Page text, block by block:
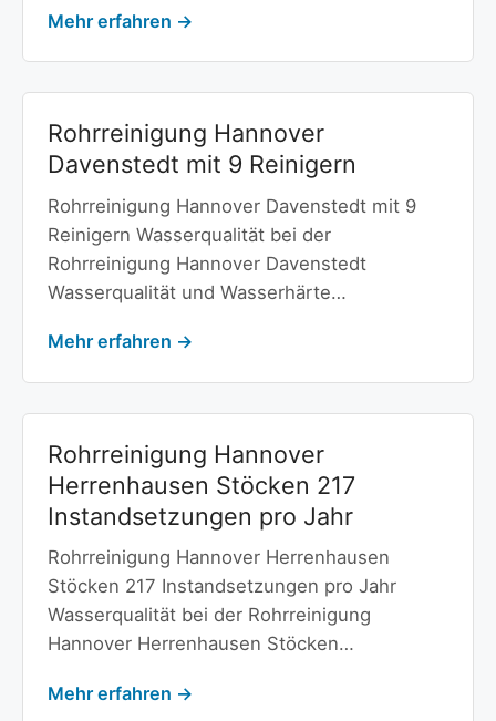
Mehr erfahren →
Rohrreinigung Hannover
Davenstedt mit 9 Reinigern
Rohrreinigung Hannover Davenstedt mit 9
Reinigern Wasserqualität bei der
Rohrreinigung Hannover Davenstedt
Wasserqualität und Wasserhärte…
Mehr erfahren →
Rohrreinigung Hannover
Herrenhausen Stöcken 217
Instandsetzungen pro Jahr
Rohrreinigung Hannover Herrenhausen
Stöcken 217 Instandsetzungen pro Jahr
Wasserqualität bei der Rohrreinigung
Hannover Herrenhausen Stöcken…
Mehr erfahren →